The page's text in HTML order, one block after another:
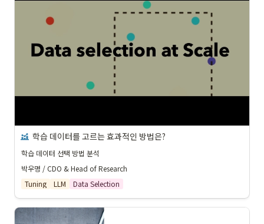
학습 데이터를 고르는 효과적인 방법은?
학습 데이터 선택 방법 분석
박우명 / CDO & Head of Research
Tuning
LLM Data Selection